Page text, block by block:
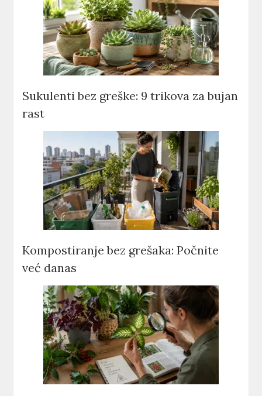
Sukulenti bez greške: 9 trikova za bujan
rast
Kompostiranje bez grešaka: Počnite
već danas